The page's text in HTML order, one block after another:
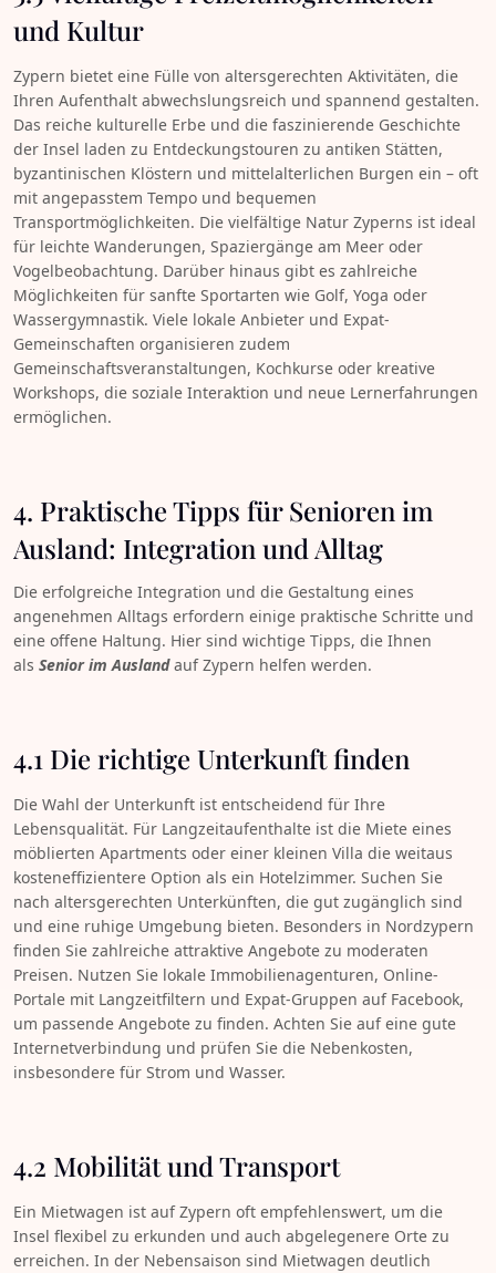
und Kultur
Zypern bietet eine Fülle von altersgerechten Aktivitäten, die
Ihren Aufenthalt abwechslungsreich und spannend gestalten.
Das reiche kulturelle Erbe und die faszinierende Geschichte
der Insel laden zu Entdeckungstouren zu antiken Stätten,
byzantinischen Klöstern und mittelalterlichen Burgen ein – oft
mit angepasstem Tempo und bequemen
Transportmöglichkeiten. Die vielfältige Natur Zyperns ist ideal
für leichte Wanderungen, Spaziergänge am Meer oder
Vogelbeobachtung. Darüber hinaus gibt es zahlreiche
Möglichkeiten für sanfte Sportarten wie Golf, Yoga oder
Wassergymnastik. Viele lokale Anbieter und Expat-
Gemeinschaften organisieren zudem
Gemeinschaftsveranstaltungen, Kochkurse oder kreative
Workshops, die soziale Interaktion und neue Lernerfahrungen
ermöglichen.
4. Praktische Tipps für Senioren im
Ausland: Integration und Alltag
Die erfolgreiche Integration und die Gestaltung eines
angenehmen Alltags erfordern einige praktische Schritte und
eine offene Haltung. Hier sind wichtige Tipps, die Ihnen
als Senior im Auslandauf Zypern helfen werden.
4.1 Die richtige Unterkunft finden
Die Wahl der Unterkunft ist entscheidend für Ihre
Lebensqualität. Für Langzeitaufenthalte ist die Miete eines
möblierten Apartments oder einer kleinen Villa die weitaus
kosteneffizientere Option als ein Hotelzimmer. Suchen Sie
nach altersgerechten Unterkünften, die gut zugänglich sind
und eine ruhige Umgebung bieten. Besonders in Nordzypern
finden Sie zahlreiche attraktive Angebote zu moderaten
Preisen. Nutzen Sie lokale Immobilienagenturen, Online-
Portale mit Langzeitfiltern und Expat-Gruppen auf Facebook,
um passende Angebote zu finden. Achten Sie auf eine gute
Internetverbindung und prüfen Sie die Nebenkosten,
insbesondere für Strom und Wasser.
4.2 Mobilität und Transport
Ein Mietwagen ist auf Zypern oft empfehlenswert, um die
Insel flexibel zu erkunden und auch abgelegenere Orte zu
erreichen. In der Nebensaison sind Mietwagen deutlich